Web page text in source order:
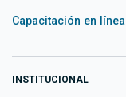
Capacitación en línea
INSTITUCIONAL